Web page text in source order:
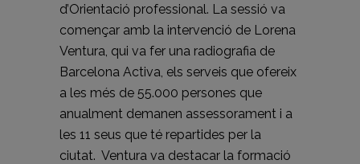
d’Orientació professional. La sessió va
començar amb la intervenció de Lorena
Ventura, qui va fer una radiografia de
Barcelona Activa, els serveis que ofereix
a les més de 55.000 persones que
anualment demanen assessorament i a
les 11 seus que té repartides per la
ciutat. Ventura va destacar la formació